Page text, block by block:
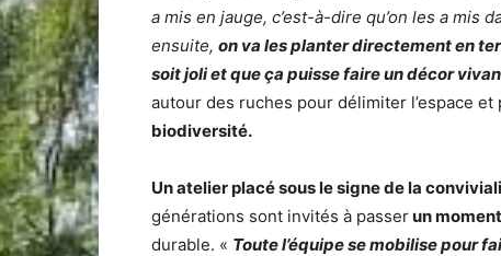
a mis en jauge, c’est-à-dire qu’on les a mis
ensuite, on va les planter directement en
soit joli et que ça puisse faire un décor
autour des ruches pour délimiter l’espace
biodiversité.
Un atelier placé sous le signe de la
générations sont invités à passerun
durable. « Toute l’équipe se mobilise pour